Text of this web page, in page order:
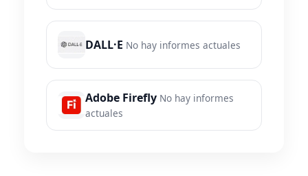
DALL·E No hay informes actuales
Adobe Firefly No hay informes
actuales